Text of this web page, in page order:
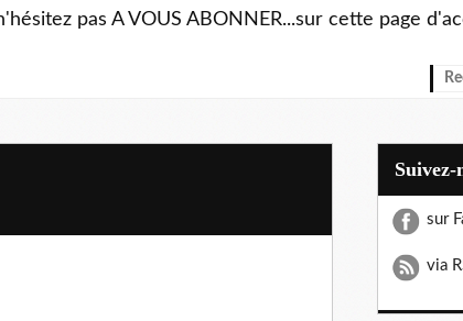
pas A VOUS ABONNER...sur cette page
sur
via